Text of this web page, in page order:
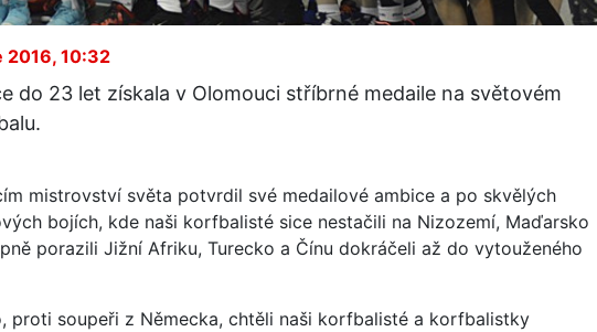
2016, 10:32
do 23 let získala v Olomouci stříbrné medaile na světovém
mistrovství světa potvrdil své medailové ambice a po skvělých
bojích, kde naši korfbalisté sice nestačili na Nizozemí, Maďarsko
porazili Jižní Afriku, Turecko a Čínu dokráčeli až do vytouženého
proti soupeři z Německa, chtěli naši korfbalisté a korfbalistky